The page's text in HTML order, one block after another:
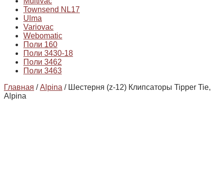
Townsend NL17
Ulma
Variovac
Webomatic
Поли 160
Поли 3430-18
Поли 3462
Поли 3463
Главная /Alpina / Шестерня (z-12) Клипсаторы Tipper Tie,
Alpina